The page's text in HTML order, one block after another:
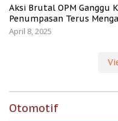
Aksi Brutal OPM Ganggu
Penumpasan Terus
April 8, 2025
Otomotif